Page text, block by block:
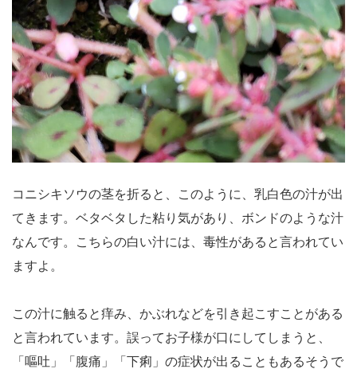
コニシキソウの茎を折ると、このように、乳白色の汁が出
てきます。ベタベタした粘り気があり、ボンドのような汁
なんです。こちらの白い汁には、毒性があると言われてい
ますよ。
この汁に触ると痒み、かぶれなどを引き起こすことがある
と言われています。誤ってお子様が口にしてしまうと、
「嘔吐」「腹痛」「下痢」の症状が出ることもあるそうで